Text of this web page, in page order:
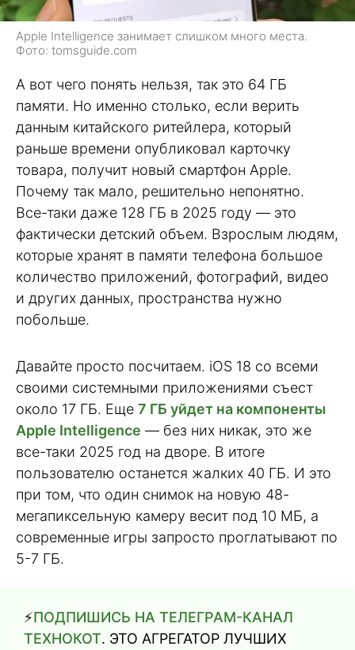
Apple Intelligence занимает слишком много места.
Фото: tomsguide.com
А вот чего понять нельзя, так это 64 ГБ
памяти. Но именно столько, если верить
данным китайского ритейлера, который
раньше времени опубликовал карточку
товара, получит новый смартфон Apple.
Почему так мало, решительно непонятно.
Все-таки даже 128 ГБ в 2025 году — это
фактически детский объем. Взрослым людям,
которые хранят в памяти телефона большое
количество приложений, фотографий, видео
и других данных, пространства нужно
побольше.
Давайте просто посчитаем. iOS 18 со всеми
своими системными приложениями съест
около 17 ГБ. Еще 7 ГБ уйдет на компоненты
Apple Intelligence — без них никак, это же
все-таки 2025 год на дворе. В итоге
пользователю останется жалких 40 ГБ. И это
при том, что один снимок на новую 48-
мегапиксельную камеру весит под 10 МБ, а
современные игры запросто проглатывают по
5-7 ГБ.
⚡️ПОДПИШИСЬ НА ТЕЛЕГРАМ-КАНАЛ
ТЕХНОКОТ. ЭТО АГРЕГАТОР ЛУЧШИХ